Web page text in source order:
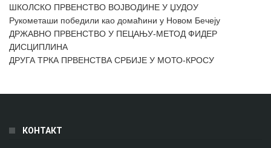
ШКОЛСКО ПРВЕНСТВО ВОЈВОДИНЕ У ЏУДОУ
Рукометаши победили као домаћини у Новом Бечеју
ДРЖАВНО ПРВЕНСТВО У ПЕЦАЊУ-МЕТОД ФИДЕР
ДИСЦИПЛИНА
ДРУГА ТРКА ПРВЕНСТВА СРБИЈЕ У МОТО-КРОСУ
КОНТАКТ